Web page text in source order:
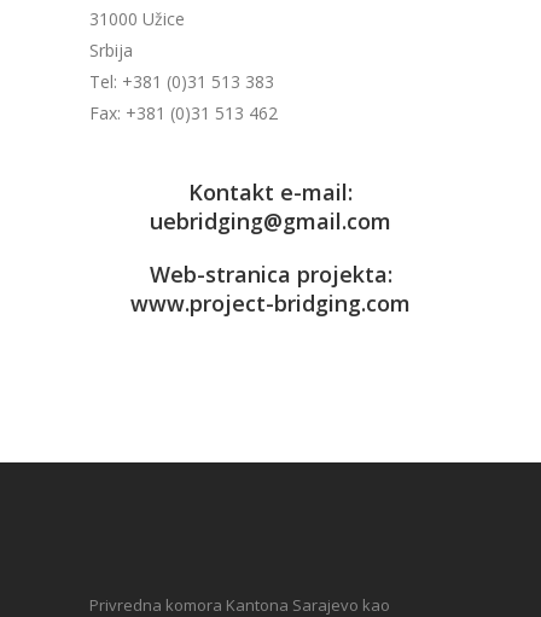
31000 Užice
Srbija
Tel: +381 (0)31 513 383
Fax: +381 (0)31 513 462
Kontakt e-mail:
uebridging@gmail.com
Web-stranica projekta:
www.project-bridging.com
Privredna komora Kantona Sarajevo kao